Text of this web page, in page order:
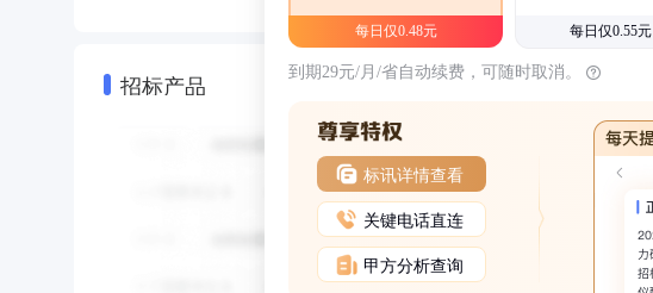
招标产品
每日仅0.48元 每日仅0.55元
到期29元/月/省自动续费，可随时取消。
标讯详情查看
关键电话直连
甲方分析查询